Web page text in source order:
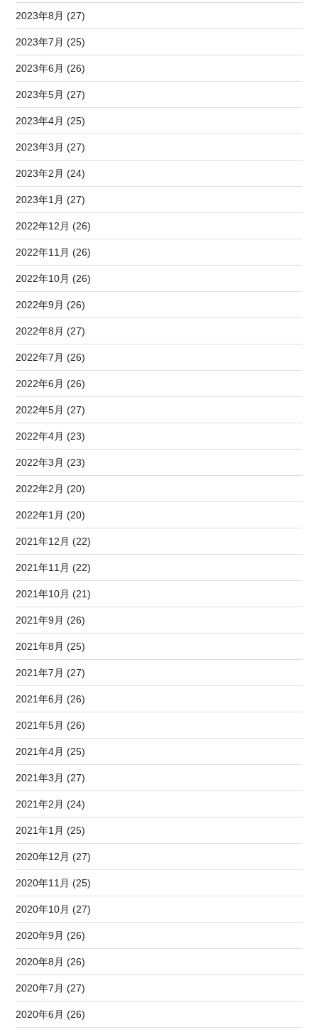
2023年8月 (27)
2023年7月 (25)
2023年6月 (26)
2023年5月 (27)
2023年4月 (25)
2023年3月 (27)
2023年2月 (24)
2023年1月 (27)
2022年12月 (26)
2022年11月 (26)
2022年10月 (26)
2022年9月 (26)
2022年8月 (27)
2022年7月 (26)
2022年6月 (26)
2022年5月 (27)
2022年4月 (23)
2022年3月 (23)
2022年2月 (20)
2022年1月 (20)
2021年12月 (22)
2021年11月 (22)
2021年10月 (21)
2021年9月 (26)
2021年8月 (25)
2021年7月 (27)
2021年6月 (26)
2021年5月 (26)
2021年4月 (25)
2021年3月 (27)
2021年2月 (24)
2021年1月 (25)
2020年12月 (27)
2020年11月 (25)
2020年10月 (27)
2020年9月 (26)
2020年8月 (26)
2020年7月 (27)
2020年6月 (26)